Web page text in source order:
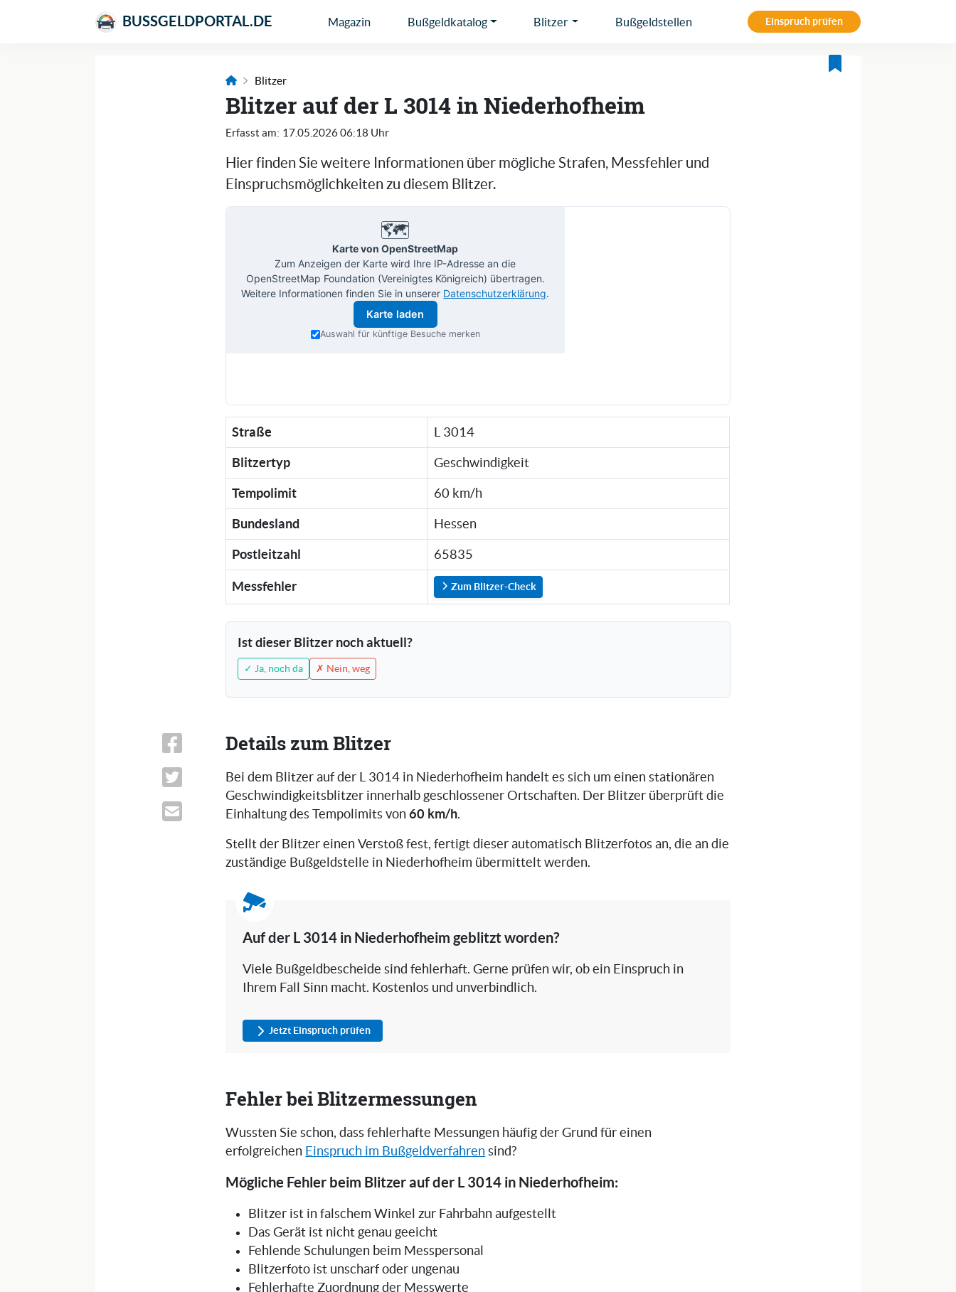
BUSSGELDPORTAL.DE Magazin Bußgeldkatalog Blitzer Bußgeldstellen Einspruch prüfen
Blitzer
Blitzer auf der L 3014 in Niederhofheim
Erfasst am: 17.05.2026 06:18 Uhr
Hier finden Sie weitere Informationen über mögliche Strafen, Messfehler und
Einspruchsmöglichkeiten zu diesem Blitzer.
🗺️
Karte von OpenStreetMap
Zum Anzeigen der Karte wird Ihre IP-Adresse an die
OpenStreetMap Foundation (Vereinigtes Königreich) übertragen.
Weitere Informationen finden Sie in unserer Datenschutzerklärung.
Karte laden
Auswahl für künftige Besuche merken
Straße L 3014
Blitzertyp Geschwindigkeit
Tempolimit 60 km/h
Bundesland Hessen
Postleitzahl 65835
Messfehler Zum Blitzer-Check
Ist dieser Blitzer noch aktuell?
✓ Ja, noch da ✗ Nein, weg
Details zum Blitzer
Bei dem Blitzer auf der L 3014 in Niederhofheim handelt es sich um einen stationären
Geschwindigkeitsblitzer innerhalb geschlossener Ortschaften. Der Blitzer überprüft die
Einhaltung des Tempolimits von60 km/h.
Stellt der Blitzer einen Verstoß fest, fertigt dieser automatisch Blitzerfotos an, die an die
zuständige Bußgeldstelle in Niederhofheim übermittelt werden.
Auf der L 3014 in Niederhofheim geblitzt worden?
Viele Bußgeldbescheide sind fehlerhaft. Gerne prüfen wir, ob ein Einspruch in
Ihrem Fall Sinn macht. Kostenlos und unverbindlich.
Jetzt Einspruch prüfen
Fehler bei Blitzermessungen
Wussten Sie schon, dass fehlerhafte Messungen häufig der Grund für einen
erfolgreichen Einspruch im Bußgeldverfahren sind?
Mögliche Fehler beim Blitzer auf der L 3014 in Niederhofheim:
Blitzer ist in falschem Winkel zur Fahrbahn aufgestellt
Das Gerät ist nicht genau geeicht
Fehlende Schulungen beim Messpersonal
Blitzerfoto ist unscharf oder ungenau
Fehlerhafte Zuordnung der Messwerte